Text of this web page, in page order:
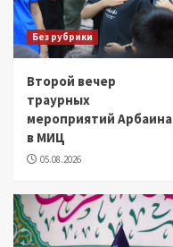
Без рубрики
Второй вечер
траурных
мероприятий Арбаина
в МИЦ
05.08.2026